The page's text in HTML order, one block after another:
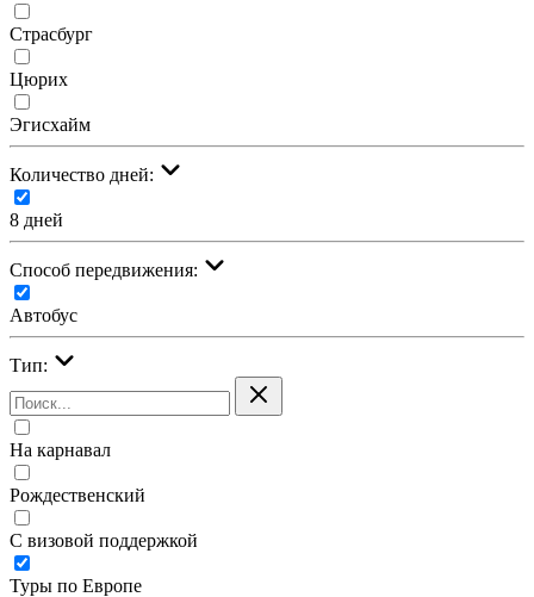
Страсбург
Цюрих
Эгисхайм
Количество дней:
8 дней
Cпособ передвижения:
Автобус
Тип:
На карнавал
Рождественский
С визовой поддержкой
Туры по Европе